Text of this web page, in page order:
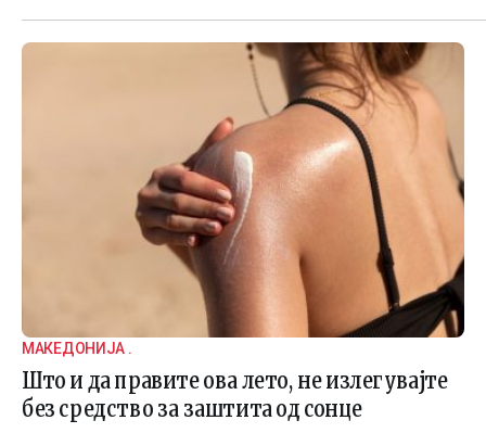
МАКЕДОНИЈА .
Што и да правите ова лето, не излегувајте
без средство за заштита од сонце